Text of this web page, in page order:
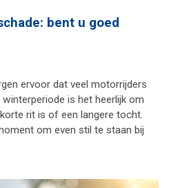
bent u goed
ervoor dat veel motorrijders
is het heerlijk om
rit is of een langere tocht.
om even stil te staan bij